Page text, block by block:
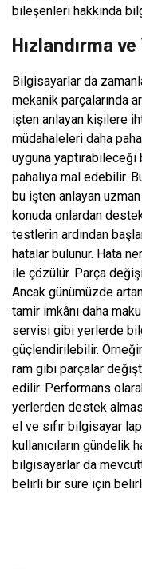
bileşenleri hakkında
Hızlandırma
Bilgisayarlar da
mekanik parçalarında
işten anlayan kişilere
müdahaleleri daha
uyguna
pahalıya mal edebilir.
bu işten anlayan
konuda onlardan
testlerin ardından
hatalar bulunur. Hata
ile çözülür. Parça
Ancak günümüzde
tamir imkânı daha
servisi gibi yerlerde
güçlendirilebilir.
ram gibi parçalar
edilir. Performans
yerlerden destek
el ve sıfır bilgisayar
kullanıcıların gündelik
bilgisayarlar da
belirli bir süre için